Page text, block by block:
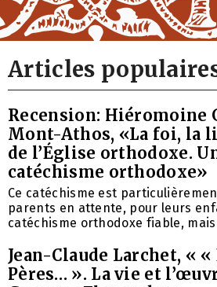
Articles
Recension: Hiéromoine
Mont-Athos, «La foi, la
de l’Église orthodoxe.
catéchisme orthodoxe»
Ce catéchisme est
parents en attente, pour leurs
catéchisme orthodoxe fiable,
Jean-Claude Larchet, «
Pères… ». La vie et